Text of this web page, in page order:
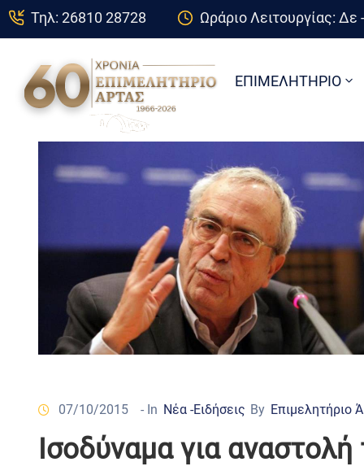
Τηλ: 26810 28728 Ωράριο Λειτουργίας:
ΕΠΙΜΕΛΗΤΗΡΙΟ
07/10/2015 - In Νέα -Ειδήσεις By Επιμελητήριο
Ισοδύναμα για